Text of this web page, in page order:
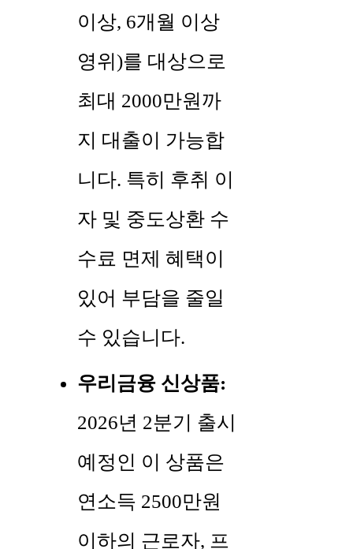
이상, 6개월 이상
영위)를 대상으로
최대 2000만원까
지 대출이 가능합
니다. 특히 후취 이
자 및 중도상환 수
수료 면제 혜택이
있어 부담을 줄일
수 있습니다.
우리금융 신상품:
2026년 2분기 출시
예정인 이 상품은
연소득 2500만원
이하의 근로자, 프